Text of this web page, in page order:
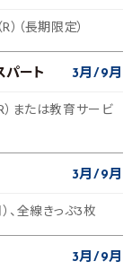
（長期限定）
パート 3月 9月
または教育サービ
3月 9月
、全線きっぷ3枚
3月 9月